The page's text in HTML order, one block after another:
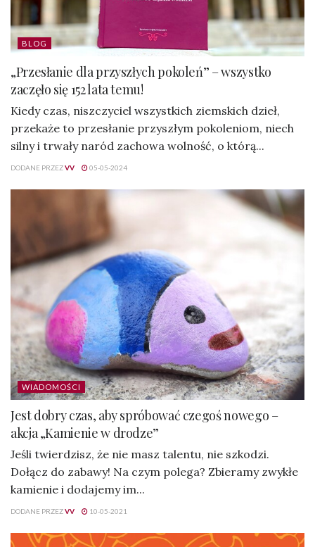
BLOG
„Przesłanie dla przyszłych pokoleń” – wszystko
zaczęło się 152 lata temu!
Kiedy czas, niszczyciel wszystkich ziemskich dzieł,
przekaże to przesłanie przyszłym pokoleniom, niech
silny i trwały naród zachowa wolność, o którą...
DODANE PRZEZVV 05-05-2024
WIADOMOŚCI
Jest dobry czas, aby spróbować czegoś nowego –
akcja „Kamienie w drodze”
Jeśli twierdzisz, że nie masz talentu, nie szkodzi.
Dołącz do zabawy! Na czym polega? Zbieramy zwykłe
kamienie i dodajemy im...
DODANE PRZEZVV 10-05-2021